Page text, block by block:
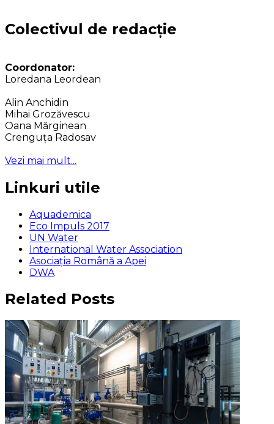
Colectivul de redacție
Coordonator:
Loredana Leordean
Alin Anchidin
Mihai Grozăvescu
Oana Mărginean
Crenguța Radosav
Vezi mai mult...
Linkuri utile
Aquademica
Eco Impuls 2017
UN Water
International Water Association
Asociaţia Română a Apei
DWA
Related Posts